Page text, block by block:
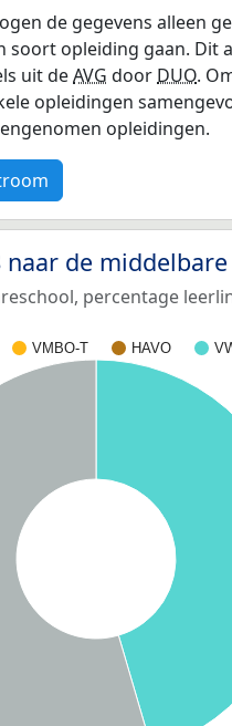
de gegevens alleen
soort opleiding gaan. Dit
uit deAVG door DUO.
opleidingen
opleidingen.
de middelbare
percentage
VMBO-T HAVO